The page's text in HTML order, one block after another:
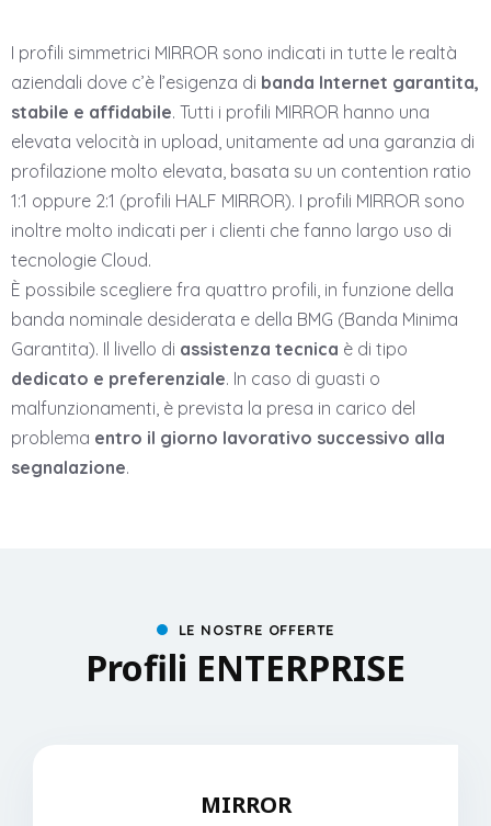
I profili simmetrici MIRROR sono indicati in tutte le realtà
aziendali dove c’è l’esigenza di banda Internet garantita,
stabile e affidabile. Tutti i profili MIRROR hanno una
elevata velocità in upload, unitamente ad una garanzia di
profilazione molto elevata, basata su un contention ratio
1:1 oppure 2:1 (profili HALF MIRROR). I profili MIRROR sono
inoltre molto indicati per i clienti che fanno largo uso di
tecnologie Cloud.
È possibile scegliere fra quattro profili, in funzione della
banda nominale desiderata e della BMG (Banda Minima
Garantita). Il livello di assistenza tecnica è di tipo
dedicato e preferenziale. In caso di guasti o
malfunzionamenti, è prevista la presa in carico del
problema entro il giorno lavorativo successivo alla
segnalazione.
LE NOSTRE OFFERTE
Profili ENTERPRISE
MIRROR